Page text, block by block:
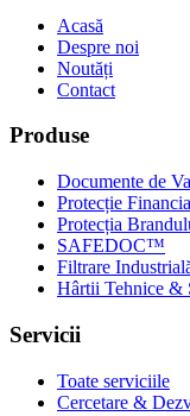
Acasă
Despre noi
Noutăți
Contact
Produse
Documente de
Protecție
Protecția
SAFEDOC™
Filtrare
Hârtii Tehnice &
Servicii
Toate serviciile
Cercetare &